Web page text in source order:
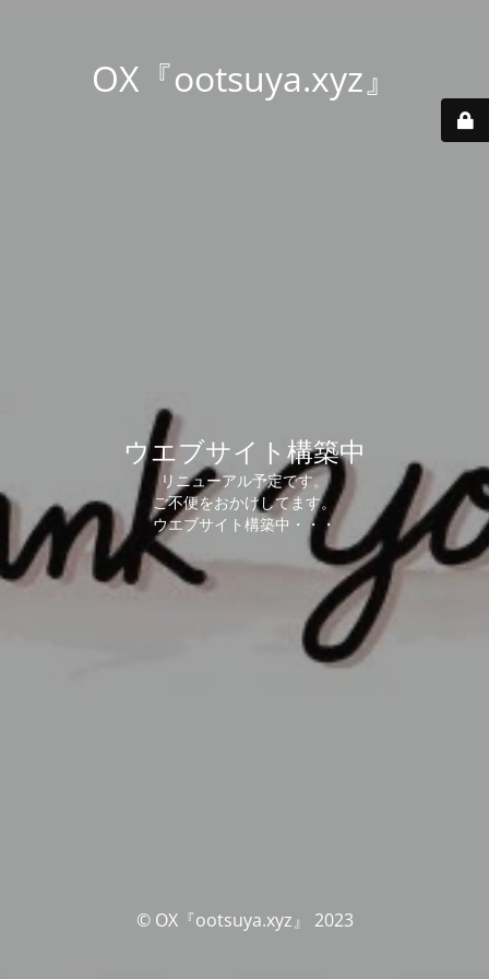
OX『ootsuya.xyz』
ウエブサイト構築中
リニューアル予定です。
ご不便をおかけしてます。
ウエブサイト構築中・・・
© OX『ootsuya.xyz』 2023